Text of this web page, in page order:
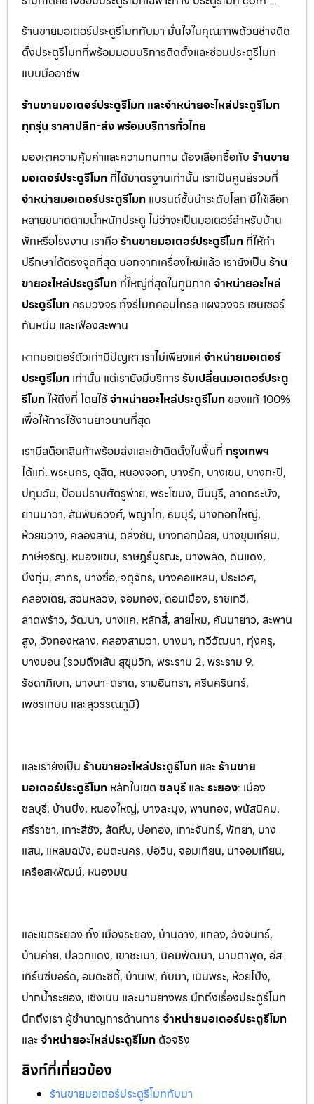
ร้านขายมอเตอร์ประตูรีโมททับมา มั่นใจในคุณภาพด้วยช่างติด
ตั้งประตูรีโมทที่พร้อมมอบบริการติดตั้งและซ่อมประตูรีโมท
แบบมืออาชีพ
ร้านขายมอเตอร์ประตูรีโมท และจำหน่ายอะไหล่ประตูรีโมท
ทุกรุ่น ราคาปลีก-ส่ง พร้อมบริการทั่วไทย
มองหาความคุ้มค่าและความทนทาน ต้องเลือกซื้อกับ ร้านขาย
มอเตอร์ประตูรีโมท ที่ได้มาตรฐานเท่านั้น เราเป็นศูนย์รวมที่
จำหน่ายมอเตอร์ประตูรีโมท แบรนด์ชั้นนำระดับโลก มีให้เลือก
หลายขนาดตามน้ำหนักประตู ไม่ว่าจะเป็นมอเตอร์สำหรับบ้าน
พักหรือโรงงาน เราคือร้านขายมอเตอร์ประตูรีโมท ที่ให้คำ
ปรึกษาได้ตรงจุดที่สุด นอกจากเครื่องใหม่แล้ว เรายังเป็น ร้าน
ขายอะไหล่ประตูรีโมท ที่ใหญ่ที่สุดในภูมิภาค จำหน่ายอะไหล่
ประตูรีโมท ครบวงจร ทั้งรีโมทคอนโทรล แผงวงจร เซนเซอร์
กันหนีบ และเฟืองสะพาน
หากมอเตอร์ตัวเก่ามีปัญหา เราไม่เพียงแค่ จำหน่ายมอเตอร์
ประตูรีโมท เท่านั้น แต่เรายังมีบริการ รับเปลี่ยนมอเตอร์ประตู
รีโมทให้ถึงที่ โดยใช้จำหน่ายอะไหล่ประตูรีโมท ของแท้ 100%
เพื่อให้การใช้งานยาวนานที่สุด
เรามีสต็อกสินค้าพร้อมส่งและเข้าติดตั้งในพื้นที่ กรุงเทพฯ
ได้แก่: พระนคร, ดุสิต, หนองจอก, บางรัก, บางเขน, บางกะปิ,
ปทุมวัน, ป้อมปราบศัตรูพ่าย, พระโขนง, มีนบุรี, ลาดกระบัง,
ยานนาวา, สัมพันธวงศ์, พญาไท, ธนบุรี, บางกอกใหญ่,
ห้วยขวาง, คลองสาน, ตลิ่งชัน, บางกอกน้อย, บางขุนเทียน,
ภาษีเจริญ, หนองแขม, ราษฎร์บูรณะ, บางพลัด, ดินแดง,
บึงกุ่ม, สาทร, บางซื่อ, จตุจักร, บางคอแหลม, ประเวศ,
คลองเตย, สวนหลวง, จอมทอง, ดอนเมือง, ราชเทวี,
ลาดพร้าว, วัฒนา, บางแค, หลักสี่, สายไหม, คันนายาว, สะพาน
สูง, วังทองหลาง, คลองสามวา, บางนา, ทวีวัฒนา, ทุ่งครุ,
บางบอน (รวมถึงเส้น สุขุมวิท, พระราม 2, พระราม 9,
รัชดาภิเษก, บางนา-ตราด, รามอินทรา, ศรีนครินทร์,
เพชรเกษม และสุวรรณภูมิ)
และเรายังเป็น ร้านขายอะไหล่ประตูรีโมท และ ร้านขาย
มอเตอร์ประตูรีโมท หลักในเขต ชลบุรี และ ระยอง: เมือง
ชลบุรี, บ้านบึง, หนองใหญ่, บางละมุง, พานทอง, พนัสนิคม,
ศรีราชา, เกาะสีชัง, สัตหีบ, บ่อทอง, เกาะจันทร์, พัทยา, บาง
แสน, แหลมฉบัง, อมตะนคร, บ่อวิน, จอมเทียน, นาจอมเทียน,
เครือสหพัฒน์, หนองมน
และเขตระยอง ทั้ง เมืองระยอง, บ้านฉาง, แกลง, วังจันทร์,
บ้านค่าย, ปลวกแดง, เขาชะเมา, นิคมพัฒนา, มาบตาพุด, อีส
เทิร์นซีบอร์ด, อมตะซิตี้, บ้านเพ, ทับมา, เนินพระ, ห้วยโป่ง,
ปากน้ำระยอง, เชิงเนิน และมาบยางพร นึกถึงเรื่องประตูรีโมท
นึกถึงเรา ผู้ชำนาญการด้านการ จำหน่ายมอเตอร์ประตูรีโมท
และ จำหน่ายอะไหล่ประตูรีโมท ตัวจริง
ลิงก์ที่เกี่ยวข้อง
ร้านขายมอเตอร์ประตูรีโมททับมา